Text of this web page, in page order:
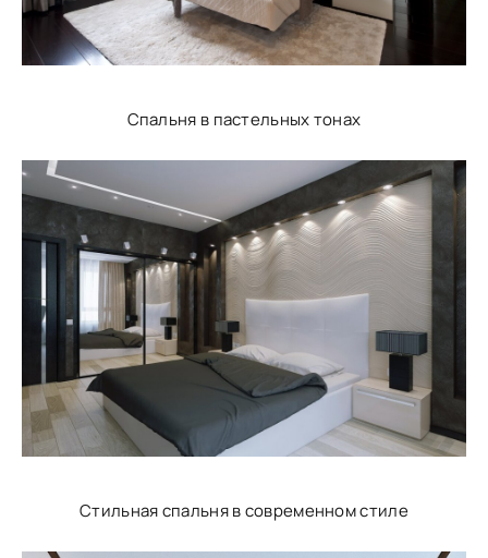
Спальня в пастельных тонах
Стильная спальня в современном стиле